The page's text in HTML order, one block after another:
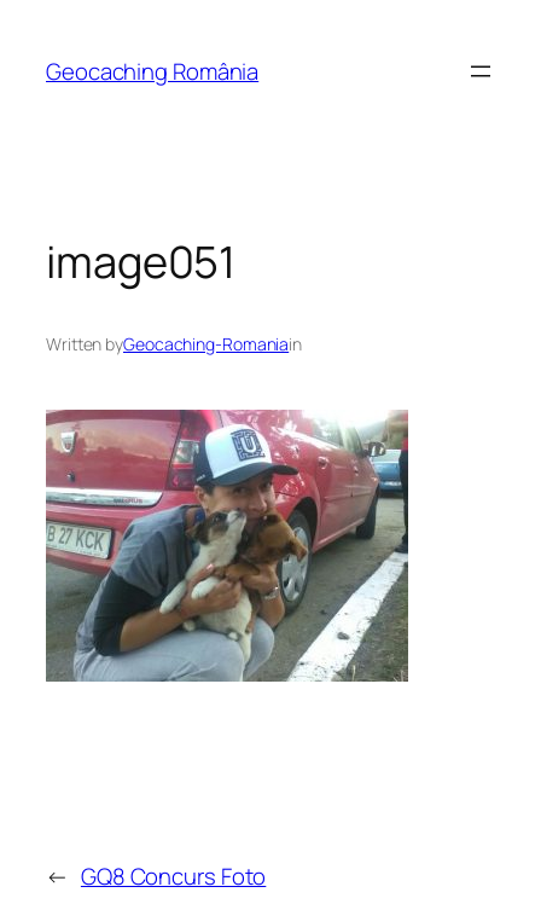
content
Geocaching România
image051
Written byGeocaching-Romaniain
← GQ8 Concurs Foto